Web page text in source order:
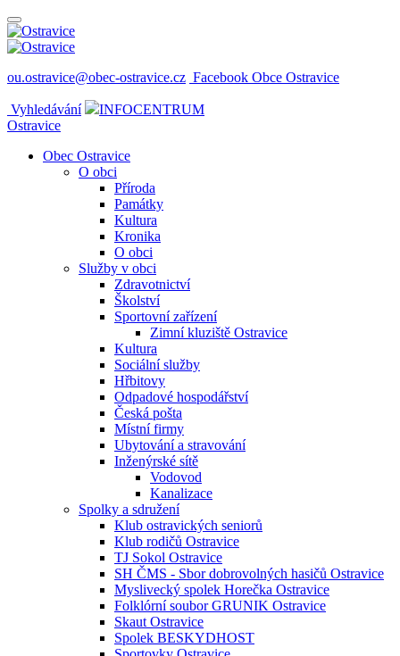
ou.ostravice@obec-ostravice.cz Facebook Obce Ostravice
Vyhledávání
INFOCENTRUM
Ostravice
Obec Ostravice
O obci
Příroda
Památky
Kultura
Kronika
O obci
Služby v obci
Zdravotnictví
Školství
Sportovní zařízení
Zimní kluziště Ostravice
Kultura
Sociální služby
Hřbitovy
Odpadové hospodářství
Česká pošta
Místní firmy
Ubytování a stravování
Inženýrské sítě
Vodovod
Kanalizace
Spolky a sdružení
Klub ostravických seniorů
Klub rodičů Ostravice
TJ Sokol Ostravice
SH ČMS - Sbor dobrovolných hasičů Ostravice
Myslivecký spolek Horečka Ostravice
Folklórní soubor GRUNIK Ostravice
Skaut Ostravice
Spolek BESKYDHOST